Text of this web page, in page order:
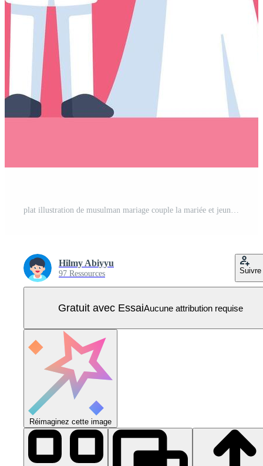
plat illustration de musulman mariage couple la mariée et jeune marié Vecteur Pro
Hilmy Abiyyu
97 Ressources Suivre
Gratuit avec EssaiAucune attribution requise
Réimaginez cette image